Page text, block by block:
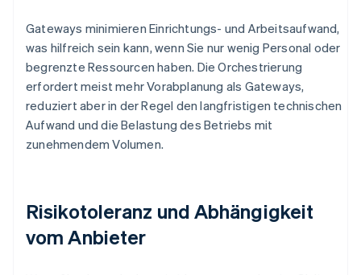
Gateways minimieren Einrichtungs- und Arbeitsaufwand,
was hilfreich sein kann, wenn Sie nur wenig Personal oder
begrenzte Ressourcen haben. Die Orchestrierung
erfordert meist mehr Vorabplanung als Gateways,
reduziert aber in der Regel den langfristigen technischen
Aufwand und die Belastung des Betriebs mit
zunehmendem Volumen.
Risikotoleranz und Abhängigkeit
vom Anbieter